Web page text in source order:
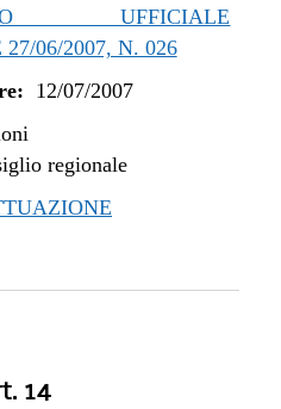
UFFICIALE
06/2007, N. 026
12/07/2007
regionale
14